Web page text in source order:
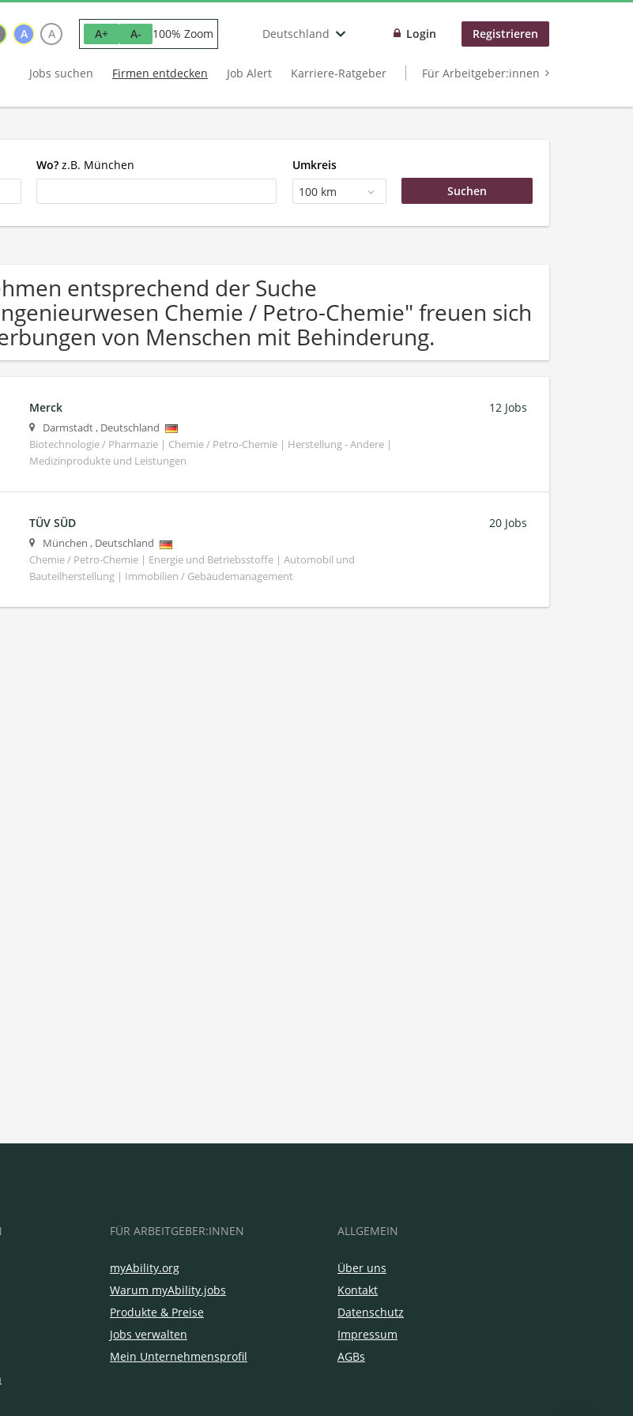
A A A+ A- 100% Zoom Deutschland Login Registrieren
Jobs suchen Firmen entdecken Job Alert Karriere-Ratgeber Für Arbeitgeber:innen
Wo? z.B. München
Umkreis
100 km
entsprechend der Suche
Chemie / Petro-Chemie" freuen sich
von Menschen mit Behinderung.
Merck
Darmstadt, Deutschland
Biotechnologie / Pharmazie | Chemie / Petro-Chemie | Herstellung - Andere |
Medizinprodukte und Leistungen
12 Jobs
TÜV SÜD
München , Deutschland
Chemie / Petro-Chemie | Energie und Betriebsstoffe | Automobil und
Bauteilherstellung | Immobilien / Gebäudemanagement
20 Jobs
FÜR ARBEITGEBER:INNEN
myAbility.org
Warum myAbility.jobs
Produkte & Preise
Jobs verwalten
Mein Unternehmensprofil
ALLGEMEIN
Über uns
Kontakt
Datenschutz
Impressum
AGBs